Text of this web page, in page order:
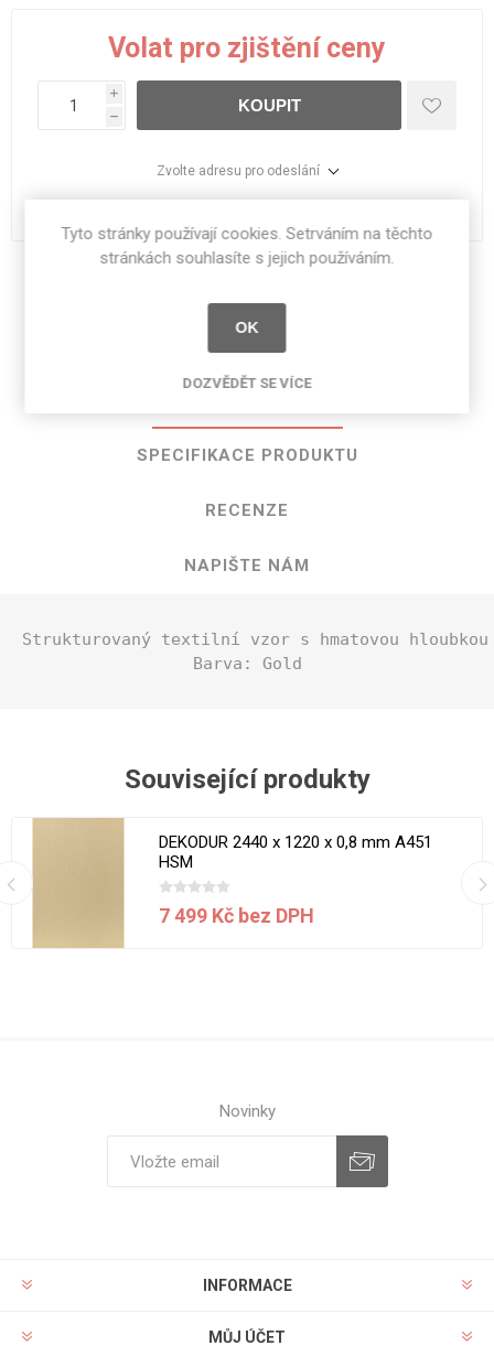
Volat pro zjištění ceny
i
h
KOUPIT
Zvolte adresu pro odeslání
SPECIFIKACE PRODUKTU
RECENZE
NAPIŠTE NÁM
Strukturovaný textilní vzor s hmatovou hloubkou
Barva: Gold
Související produkty
DEKODUR 2440 x 1220 x 0,8 mm A451
HSM
7 499 Kč bez DPH
Novinky
INFORMACE
MŮJ ÚČET
Tyto stránky používají cookies. Setrváním na těchto
stránkách souhlasíte s jejich používáním.
OK
DOZVĚDĚT SE VÍCE